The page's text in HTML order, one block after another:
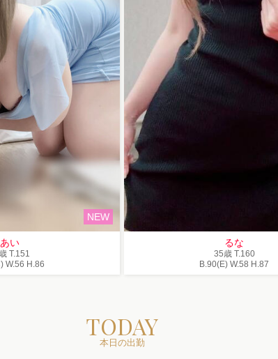
NEW
あい
T.151
W.56 H .86
るな
35歳 T.160
B.90(E)W.58 H .87
TODAY
本日の出勤